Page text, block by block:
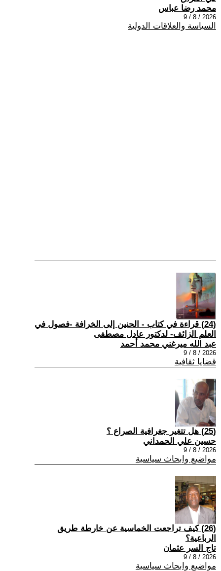
محمد رضا عباس
2026 / 8 / 9
السياسة والعلاقات الدولية
(24) قراءة في كتاب - الحنين إلى الخرافة -فصول في
العلم الزائف- لدكتور عادل مصطفى
عبد الله ميرغني محمد أحمد
2026 / 8 / 9
قضايا ثقافية
(25) هل تتغير جغرافية الصراع ؟
حسين علي الحمداني
2026 / 8 / 9
مواضيع وابحاث سياسية
(26) كيف تراجعت الخماسية عن خارطة طريق
الرباعية؟
تاج السر عثمان
2026 / 8 / 9
مواضيع وابحاث سياسية